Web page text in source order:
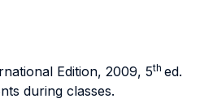
Edition, 2009, 5th ed.
during classes.